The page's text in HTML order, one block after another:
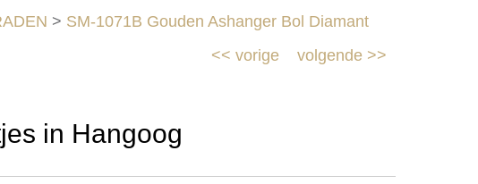
> SM-1071B Gouden Ashanger Bol Diamant
volgende >>
<< vorige
in Hangoog